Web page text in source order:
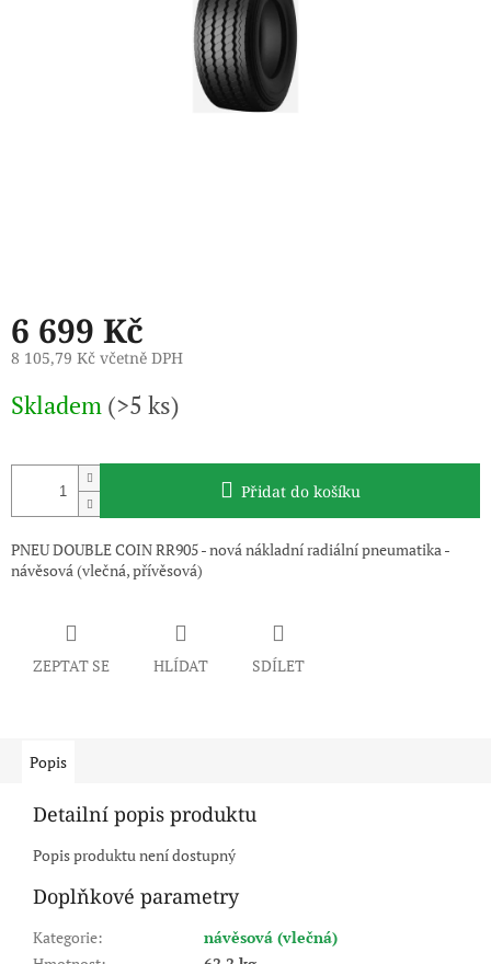
6 699 Kč
8 105,79 Kč včetně DPH
cena:
Skladem (>5 ks)
Přidat do košíku
PNEU DOUBLE COIN RR905 - nová nákladní radiální pneumatika -
návěsová (vlečná, přívěsová)
ZEPTAT SE HLÍDAT SDÍLET
Popis
Detailní popis produktu
Popis produktu není dostupný
Doplňkové parametry
Kategorie:
návěsová (vlečná)